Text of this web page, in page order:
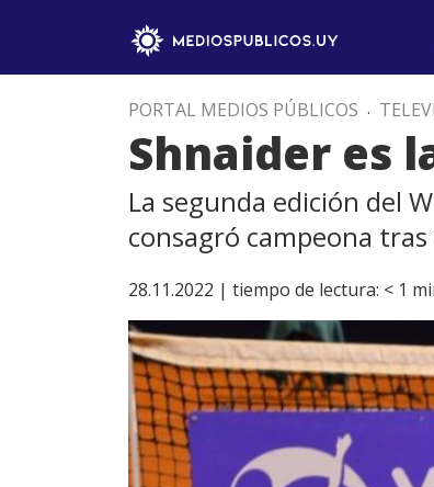
PORTAL MEDIOS PÚBLICOS .
Shnaider es
La segunda edición del
consagró campeona
28.11.2022 | tiempo de lectura: < 1